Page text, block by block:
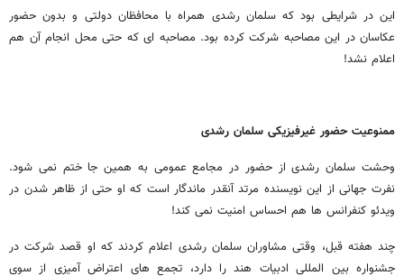
این در شرایطی بود که سلمان رشدی همراه با محافظان دولتی و بدون حضور
عکاسان در این مصاحبه شرکت کرده بود. مصاحبه ای که حتی محل انجام آن هم
اعلام نشد!
ممنوعیت حضور غیرفیزیکی سلمان رشدی
وحشت سلمان رشدی از حضور در مجامع عمومی به همین جا ختم نمی شود.
نفرت جهانی از این نویسنده مرتد آنقدر ماندگار است که او حتی از ظاهر شدن در
ویدئو کنفرانس ها هم احساس امنیت نمی کند!
چند هفته قبل، وقتی مشاوران سلمان رشدی اعلام کردند که او قصد شرکت در
جشنواره بین المللی ادبیات هند را دارد، تجمع های اعتراض آمیزی از سوی